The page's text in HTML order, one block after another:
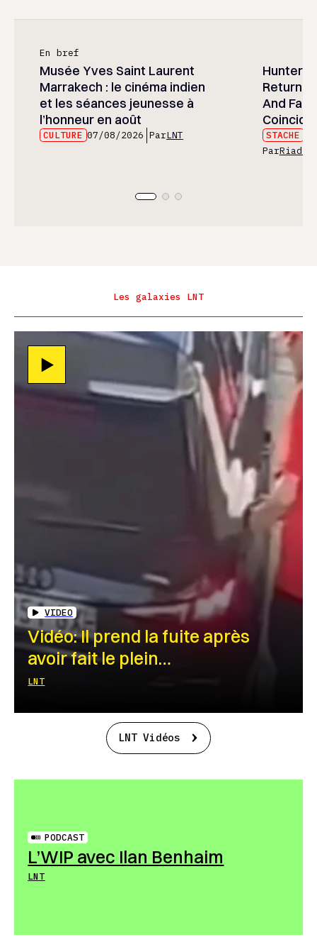
En bref
Musée Yves Saint Laurent
Marrakech : le cinéma indien
et les séances jeunesse à
l’honneur en août
CULTURE 07/08/2026 ParLNT
Hunter
And
STACHE
ParRiad
Les galaxies LNT
VIDEO
Vidéo: Il prend la fuite après
avoir fait le plein…
LNT
LNT Vidéos
PODCAST
L’WIP avec Ilan Benhaim
LNT